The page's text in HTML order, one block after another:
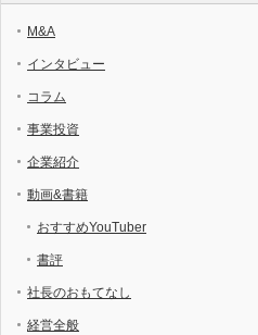
M&A
インタビュー
コラム
事業投資
企業紹介
動画&書籍
おすすめYouTuber
書評
社長のおもてなし
経営全般